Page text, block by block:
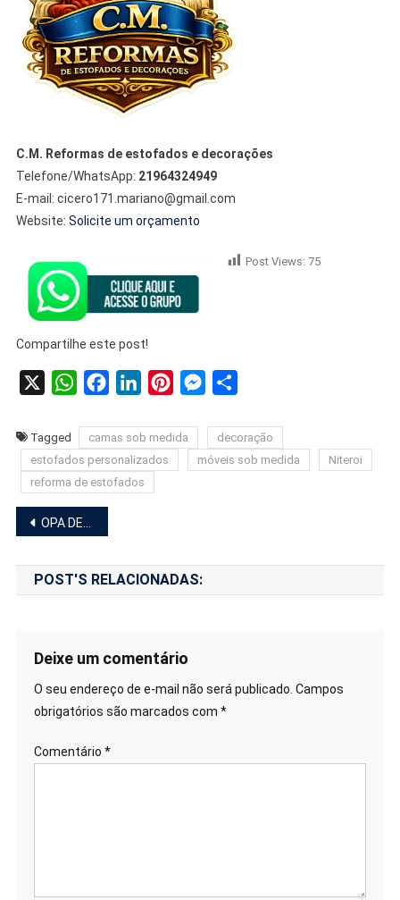
C.M. Reformas de estofados e decorações
Telefone/WhatsApp: 21964324949
E-mail: cicero171.mariano@gmail.com
Website: Solicite um orçamento
Post Views: 75
Compartilhe este post!
WhatsAppFacebookLinkedInPinterestMessenger
Tagged camas sob medida
decoração
estofados personalizados
móveis sob medida
Niteroi
reforma de estofados
OPA DELIVERY chega a Niterói e convida entregadores para o lançamento.
POST'S RELACIONADAS:
Deixe um comentário
O seu endereço de e-mail não será publicado. Campos
obrigatórios são marcados com *
Comentário *